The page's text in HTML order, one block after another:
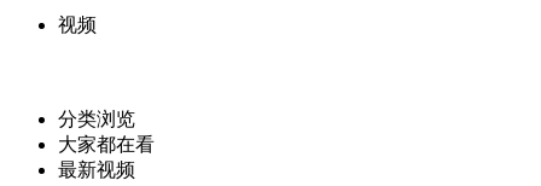
视频
分类浏览
大家都在看
最新视频